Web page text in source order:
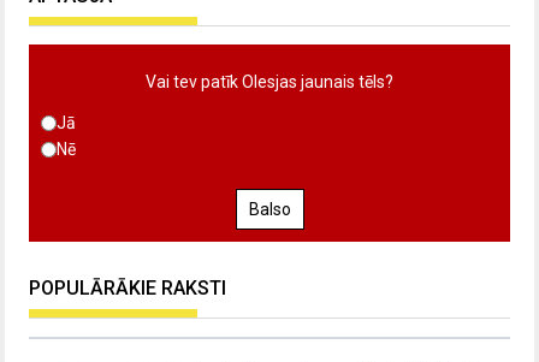
Vai tev patīk Olesjas jaunais tēls?
Jā
Nē
Balso
POPULĀRĀKIE RAKSTI